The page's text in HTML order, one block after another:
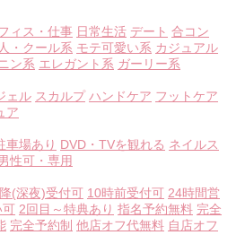
ィス・仕事 日常生活 デート 合コン
・クール系 モテ可愛い系 カジュアル
ン系 エレガント系 ガーリー系
ェル スカルプ ハンドケア フットケア
ア
車場あり DVD・TVを観れる ネイルス
性可・専用
(深夜)受付可 10時前受付可 24時間営
可 2回目～特典あり 指名予約無料 完全
完全予約制 他店オフ代無料 自店オフ